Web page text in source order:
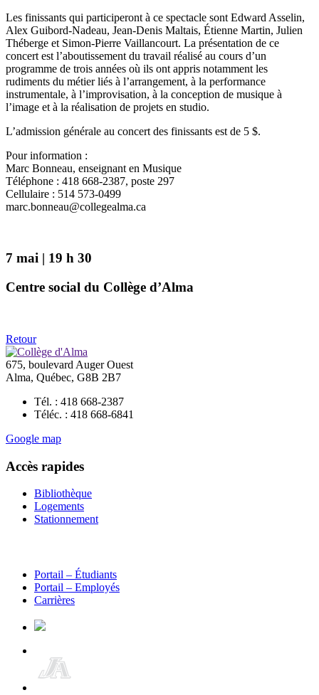
Les finissants qui participeront à ce spectacle sont Edward Asselin,
Alex Guibord-Nadeau, Jean-Denis Maltais, Étienne Martin, Julien
Théberge et Simon-Pierre Vaillancourt. La présentation de ce
concert est l’aboutissement du travail réalisé au cours d’un
programme de trois années où ils ont appris notamment les
rudiments du métier liés à l’arrangement, à la performance
instrumentale, à l’improvisation, à la conception de musique à
l’image et à la réalisation de projets en studio.
L’admission générale au concert des finissants est de 5 $.
Pour information :
Marc Bonneau, enseignant en Musique
Téléphone : 418 668-2387, poste 297
Cellulaire : 514 573-0499
marc.bonneau@collegealma.ca
7 mai | 19 h 30
Centre social du Collège d’Alma
Retour
675, boulevard Auger Ouest
Alma, Québec, G8B 2B7
Tél. : 418 668-2387
Téléc. : 418 668-6841
Google map
Accès rapides
Bibliothèque
Logements
Stationnement
Portail – Étudiants
Portail – Employés
Carrières